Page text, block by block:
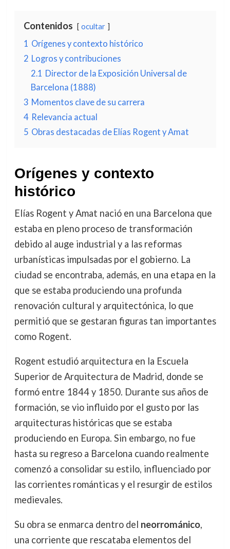
Contenidos ocultar
1 Orígenes y contexto histórico
2 Logros y contribuciones
2.1 Director de la Exposición Universal de
Barcelona (1888)
3 Momentos clave de su carrera
4 Relevancia actual
5 Obras destacadas de Elías Rogent y Amat
Orígenes y contexto
histórico
Elías Rogent y Amat nació en una Barcelona que
estaba en pleno proceso de transformación
debido al auge industrial y a las reformas
urbanísticas impulsadas por el gobierno. La
ciudad se encontraba, además, en una etapa en la
que se estaba produciendo una profunda
renovación cultural y arquitectónica, lo que
permitió que se gestaran figuras tan importantes
como Rogent.
Rogent estudió arquitectura en la Escuela
Superior de Arquitectura de Madrid, donde se
formó entre 1844 y 1850. Durante sus años de
formación, se vio influido por el gusto por las
arquitecturas históricas que se estaba
produciendo en Europa. Sin embargo, no fue
hasta su regreso a Barcelona cuando realmente
comenzó a consolidar su estilo, influenciado por
las corrientes románticas y el resurgir de estilos
medievales.
Su obra se enmarca dentro del neorrománico,
una corriente que rescataba elementos del